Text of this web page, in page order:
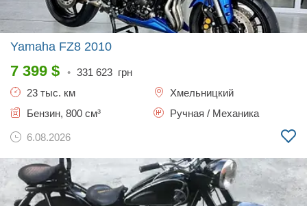
Yamaha FZ8 2010
7 399 $ • 331 623 грн
23 тыс. км
Хмельницкий
Бензин, 800 см³
Ручная / Механика
6.08.2026